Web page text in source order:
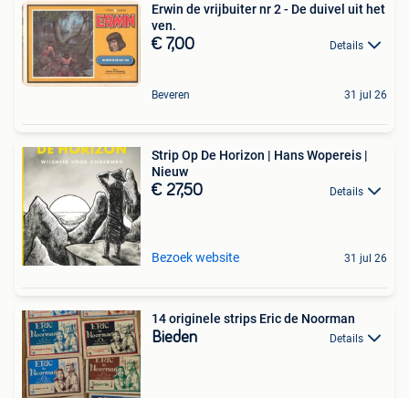
Erwin de vrijbuiter nr 2 - De duivel uit het
ven.
€ 7,00 Details
Beveren 31 jul 26
Strip Op De Horizon | Hans Wopereis |
Nieuw
€ 27,50 Details
Bezoek website 31 jul 26
14 originele strips Eric de Noorman
Bieden Details